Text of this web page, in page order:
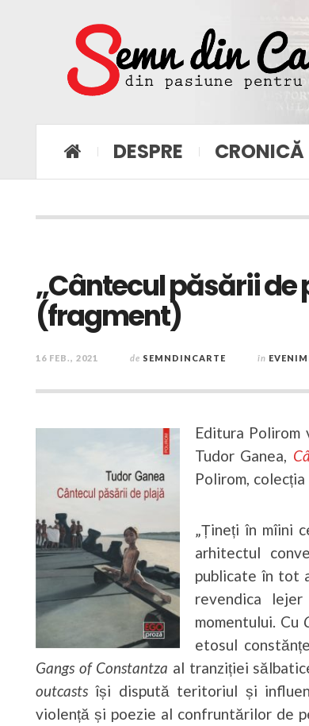
DESPRE CRONICĂ
„Cântecul păsării de
(fragment)
16 FEB., 2021 de SEMNDINCARTE în
Editura Polirom
Tudor Ganea,
Polirom,
„Țineți în mîini
arhitectul
publicate în tot
revendica
momentului. Cu
etosul
Gangs of Constantza al tranziției
outcasts își dispută teritoriul și
violență și poezie al confruntărilor de